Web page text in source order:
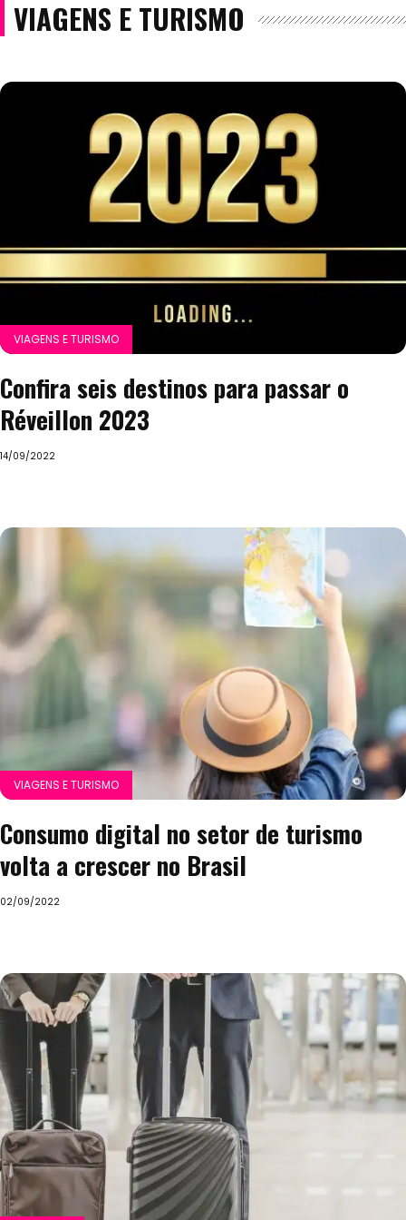
VIAGENS E TURISMO
VIAGENS E TURISMO
Confira seis destinos para passar o
Réveillon 2023
14/09/2022
VIAGENS E TURISMO
Consumo digital no setor de turismo
volta a crescer no Brasil
02/09/2022